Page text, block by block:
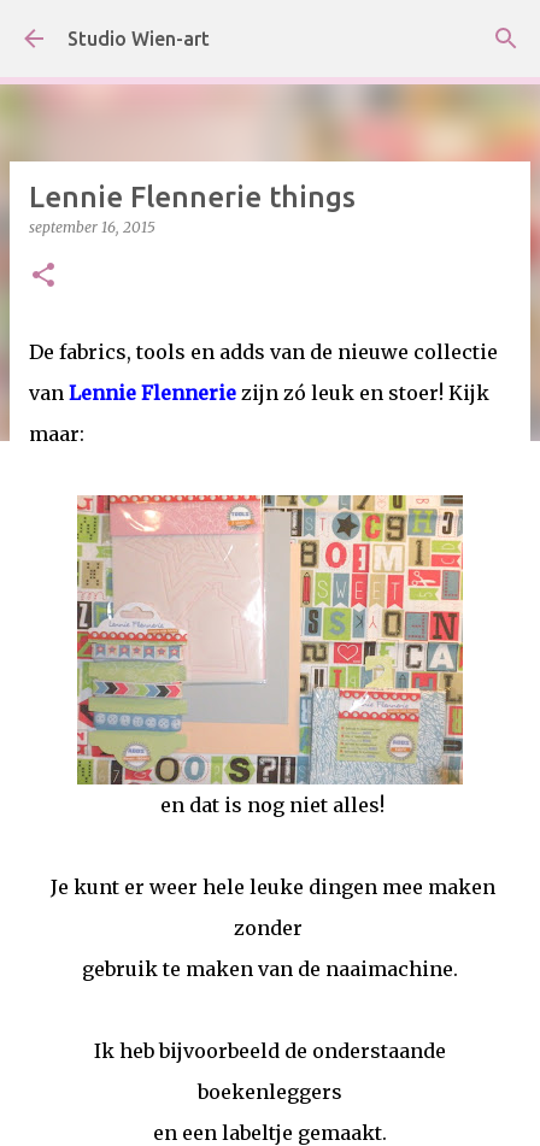
Doorgaan naar hoofdcontent
Studio Wien-art
Lennie Flennerie things
september 16, 2015
De fabrics, tools en adds van de nieuwe collectie
van Lennie Flennerie zijn zó leuk en stoer! Kijk
maar:
en dat is nog niet alles!
Je kunt er weer hele leuke dingen mee maken
zonder
gebruik te maken van de naaimachine.
Ik heb bijvoorbeeld de onderstaande
boekenleggers
en een labeltje gemaakt.